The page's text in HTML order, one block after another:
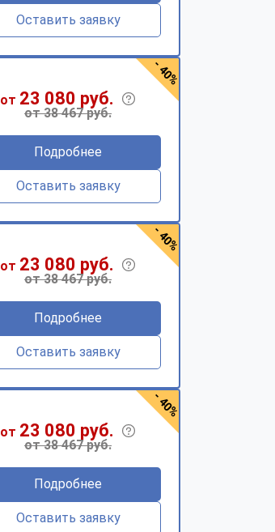
Оставить заявку
от 23 080 руб.
от 38 467 руб.
Подробнее
Оставить заявку
- 40%
от 23 080 руб.
от 38 467 руб.
Подробнее
Оставить заявку
- 40%
от 23 080 руб.
от 38 467 руб.
Подробнее
Оставить заявку
- 40%